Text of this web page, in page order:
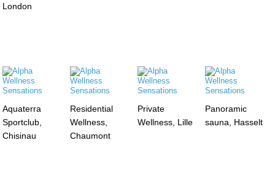
London
Aquaterra
Sportclub,
Chisinau
Residential
Wellness,
Chaumont
Private
Wellness, Lille
Panoramic
sauna, Hasselt